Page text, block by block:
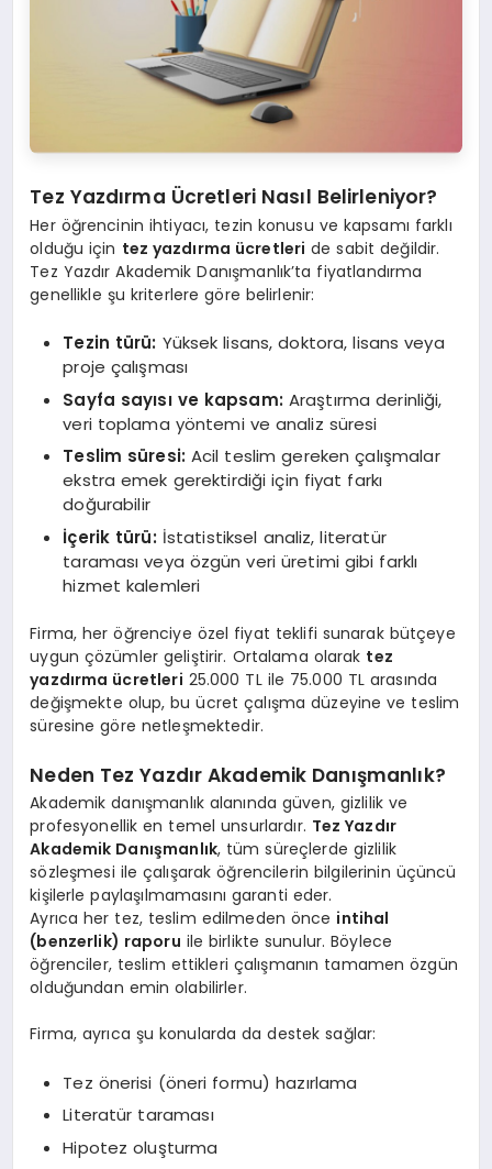
Tez Yazdırma Ücretleri Nasıl Belirleniyor?
Her öğrencinin ihtiyacı, tezin konusu ve kapsamı farklı
olduğu için tez yazdırma ücretleri de sabit değildir.
Tez Yazdır Akademik Danışmanlık’ta fiyatlandırma
genellikle şu kriterlere göre belirlenir:
Tezin türü: Yüksek lisans, doktora, lisans veya
proje çalışması
Sayfa sayısı ve kapsam: Araştırma derinliği,
veri toplama yöntemi ve analiz süresi
Teslim süresi: Acil teslim gereken çalışmalar
ekstra emek gerektirdiği için fiyat farkı
doğurabilir
İçerik türü: İstatistiksel analiz, literatür
taraması veya özgün veri üretimi gibi farklı
hizmet kalemleri
Firma, her öğrenciye özel fiyat teklifi sunarak bütçeye
uygun çözümler geliştirir. Ortalama olarak tez
yazdırma ücretleri 25.000 TL ile 75.000 TL arasında
değişmekte olup, bu ücret çalışma düzeyine ve teslim
süresine göre netleşmektedir.
Neden Tez Yazdır Akademik Danışmanlık?
Akademik danışmanlık alanında güven, gizlilik ve
profesyonellik en temel unsurlardır. Tez Yazdır
Akademik Danışmanlık, tüm süreçlerde gizlilik
sözleşmesi ile çalışarak öğrencilerin bilgilerinin üçüncü
kişilerle paylaşılmamasını garanti eder.
Ayrıca her tez, teslim edilmeden önce intihal
(benzerlik) raporu ile birlikte sunulur. Böylece
öğrenciler, teslim ettikleri çalışmanın tamamen özgün
olduğundan emin olabilirler.
Firma, ayrıca şu konularda da destek sağlar:
Tez önerisi (öneri formu) hazırlama
Literatür taraması
Hipotez oluşturma